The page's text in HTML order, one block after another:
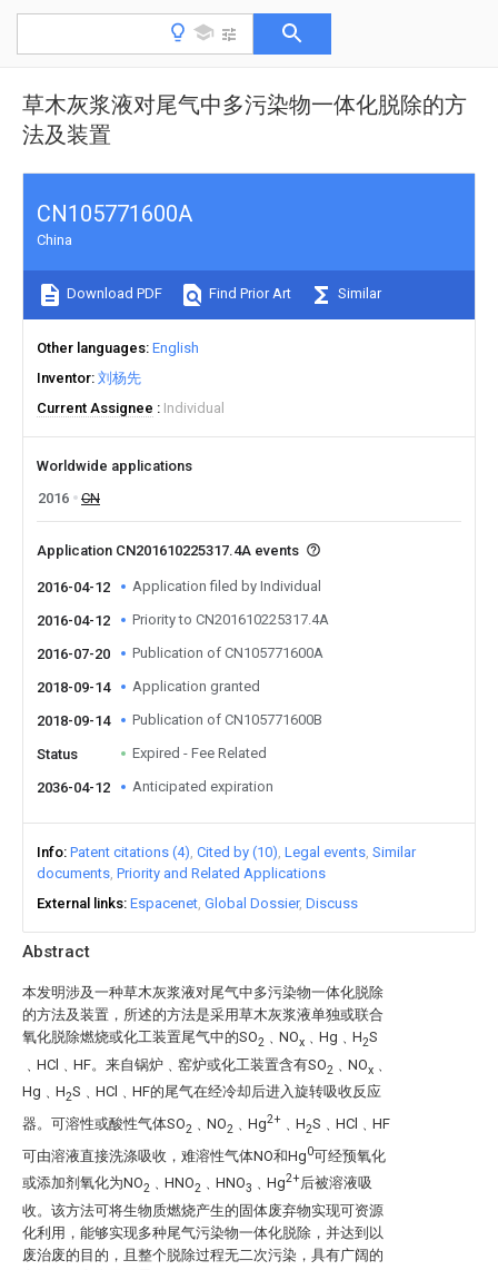
草木灰浆液对尾气中多污染物一体化脱除的方
法及装置
Abstract
本发明涉及一种草木灰浆液对尾气中多污染物一体化脱除
的方法及装置，所述的方法是采用草木灰浆液单独或联合
氧化脱除燃烧或化工装置尾气中的SO2 ﹑NOx ﹑Hg﹑H2S
﹑HCl﹑HF。来自锅炉﹑窑炉或化工装置含有SO2 ﹑NOx
Hg﹑H2S﹑HCl﹑HF的尾气在经冷却后进入旋转吸收反应
器。可溶性或酸性气体SO2 ﹑NO2 ﹑Hg2+ ﹑H2S﹑HCl﹑HF
可由溶液直接洗涤吸收，难溶性气体NO和Hg0可经预氧化
或添加剂氧化为NO2 ﹑HNO2 ﹑HNO3 ﹑Hg2+后被溶液吸
收。该方法可将生物质燃烧产生的固体废弃物实现可资源
化利用，能够实现多种尾气污染物一体化脱除，并达到以
废治废的目的，且整个脱除过程无二次污染，具有广阔的
CN105771600A
China
Download PDF Find Prior Art Similar
Other languages English
Inventor 刘杨先
Current Assignee
Individual
Worldwide applications
2016
CN
Application CN201610225317.4A events
2016-04-12 Application filed by Individual
2016-04-12 Priority to CN201610225317.4A
2016-07-20 Publication of CN105771600A
2018-09-14 Application granted
2018-09-14 Publication of CN105771600B
Status Expired - Fee Related
2036-04-12 Anticipated expiration
Info Patent citations (4) Cited by (10) Legal events Similar
documents Priority and Related Applications
External links Espacenet Global Dossier Discuss